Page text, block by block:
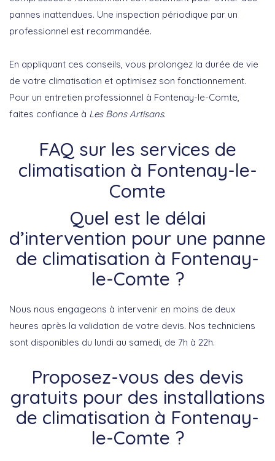
pannes inattendues. Une inspection périodique par un
professionnel est recommandée.
En appliquant ces conseils, vous prolongez la durée de vie
de votre climatisation et optimisez son fonctionnement.
Pour un entretien professionnel à Fontenay-le-Comte,
faites confiance à Les Bons Artisans.
FAQ sur les services de
climatisation à Fontenay-le-
Comte
Quel est le délai
d’intervention pour une panne
de climatisation à Fontenay-
le-Comte ?
Nous nous engageons à intervenir en moins de deux
heures après la validation de votre devis. Nos techniciens
sont disponibles du lundi au samedi, de 7h à 22h.
Proposez-vous des devis
gratuits pour des installations
de climatisation à Fontenay-
le-Comte ?